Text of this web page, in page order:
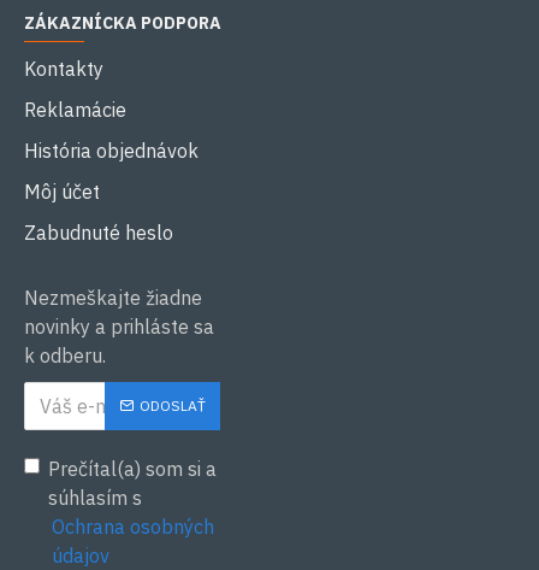
ZÁKAZNÍCKA PODPORA
Kontakty
Reklamácie
História objednávok
Môj účet
Zabudnuté heslo
Nezmeškajte žiadne
novinky a prihláste sa
k odberu.
ODOSLAŤ
Prečítal(a) som si a
súhlasím s
Ochrana osobných
údajov